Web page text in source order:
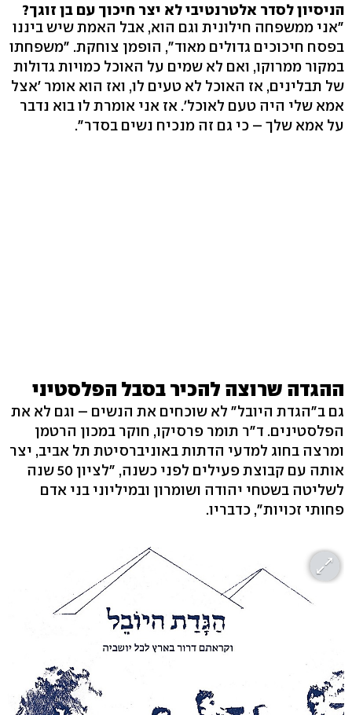
הניסיון לסדר אלטרנטיבי לא יצר חיכוך עם בן זוגך?
"אני ממשפחה חילונית וגם הוא, אבל האמת שיש ביננו
בפסח חיכוכים גדולים מאוד", הופמן צוחקת. "משפחתו
במקור ממרוקו, ואם לא שמים על האוכל כמויות גדולות
של תבלינים, אז האוכל לא טעים לו, ואז הוא אומר 'אצל
אמא שלי היה טעם לאוכל'. אז אני אומרת לו בוא נדבר
על אמא שלך – כי גם זה מנכיח נשים בסדר".
ההגדה שרוצה להכיר בסבל הפלסטיני
גם ב"הגדת היובל" לא שוכחים את הנשים – וגם לא את
הפלסטינים. ד"ר תומר פרסיקו, חוקר במכון הרטמן
ומרצה בחוג למדעי הדתות באוניברסיטת תל אביב, יצר
אותה עם קבוצת פעילים לפני כשנה, "לציון 50 שנה
לשליטה בשטחי יהודה ושומרון ובמיליוני בני אדם
פחותי זכויות", כדבריו.